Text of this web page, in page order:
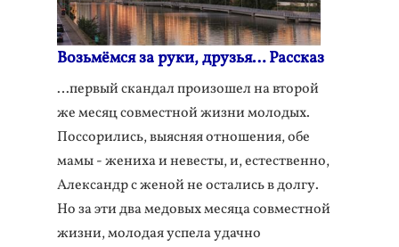
Возьмёмся за руки, друзья… Рассказ
…первый скандал произошел на второй
же месяц совместной жизни молодых.
Поссорились, выясняя отношения, обе
мамы - жениха и невесты, и, естественно,
Александр с женой не остались в долгу.
Но за эти два медовых месяца совместной
жизни, молодая успела удачно